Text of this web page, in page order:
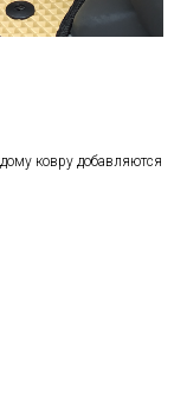
ковру добавляются